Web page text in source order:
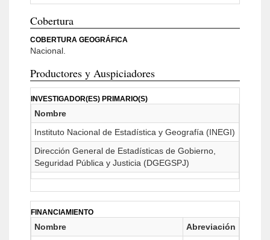
Cobertura
COBERTURA GEOGRÁFICA
Nacional.
Productores y Auspiciadores
INVESTIGADOR(ES) PRIMARIO(S)
Nombre
Instituto Nacional de Estadística y Geografía (INEGI)
Dirección General de Estadísticas de Gobierno,
Seguridad Pública y Justicia (DGEGSPJ)
FINANCIAMIENTO
Nombre
Abreviación